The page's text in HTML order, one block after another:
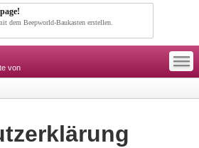
dem Beepworld-Baukasten erstellen.
von
—
—
—